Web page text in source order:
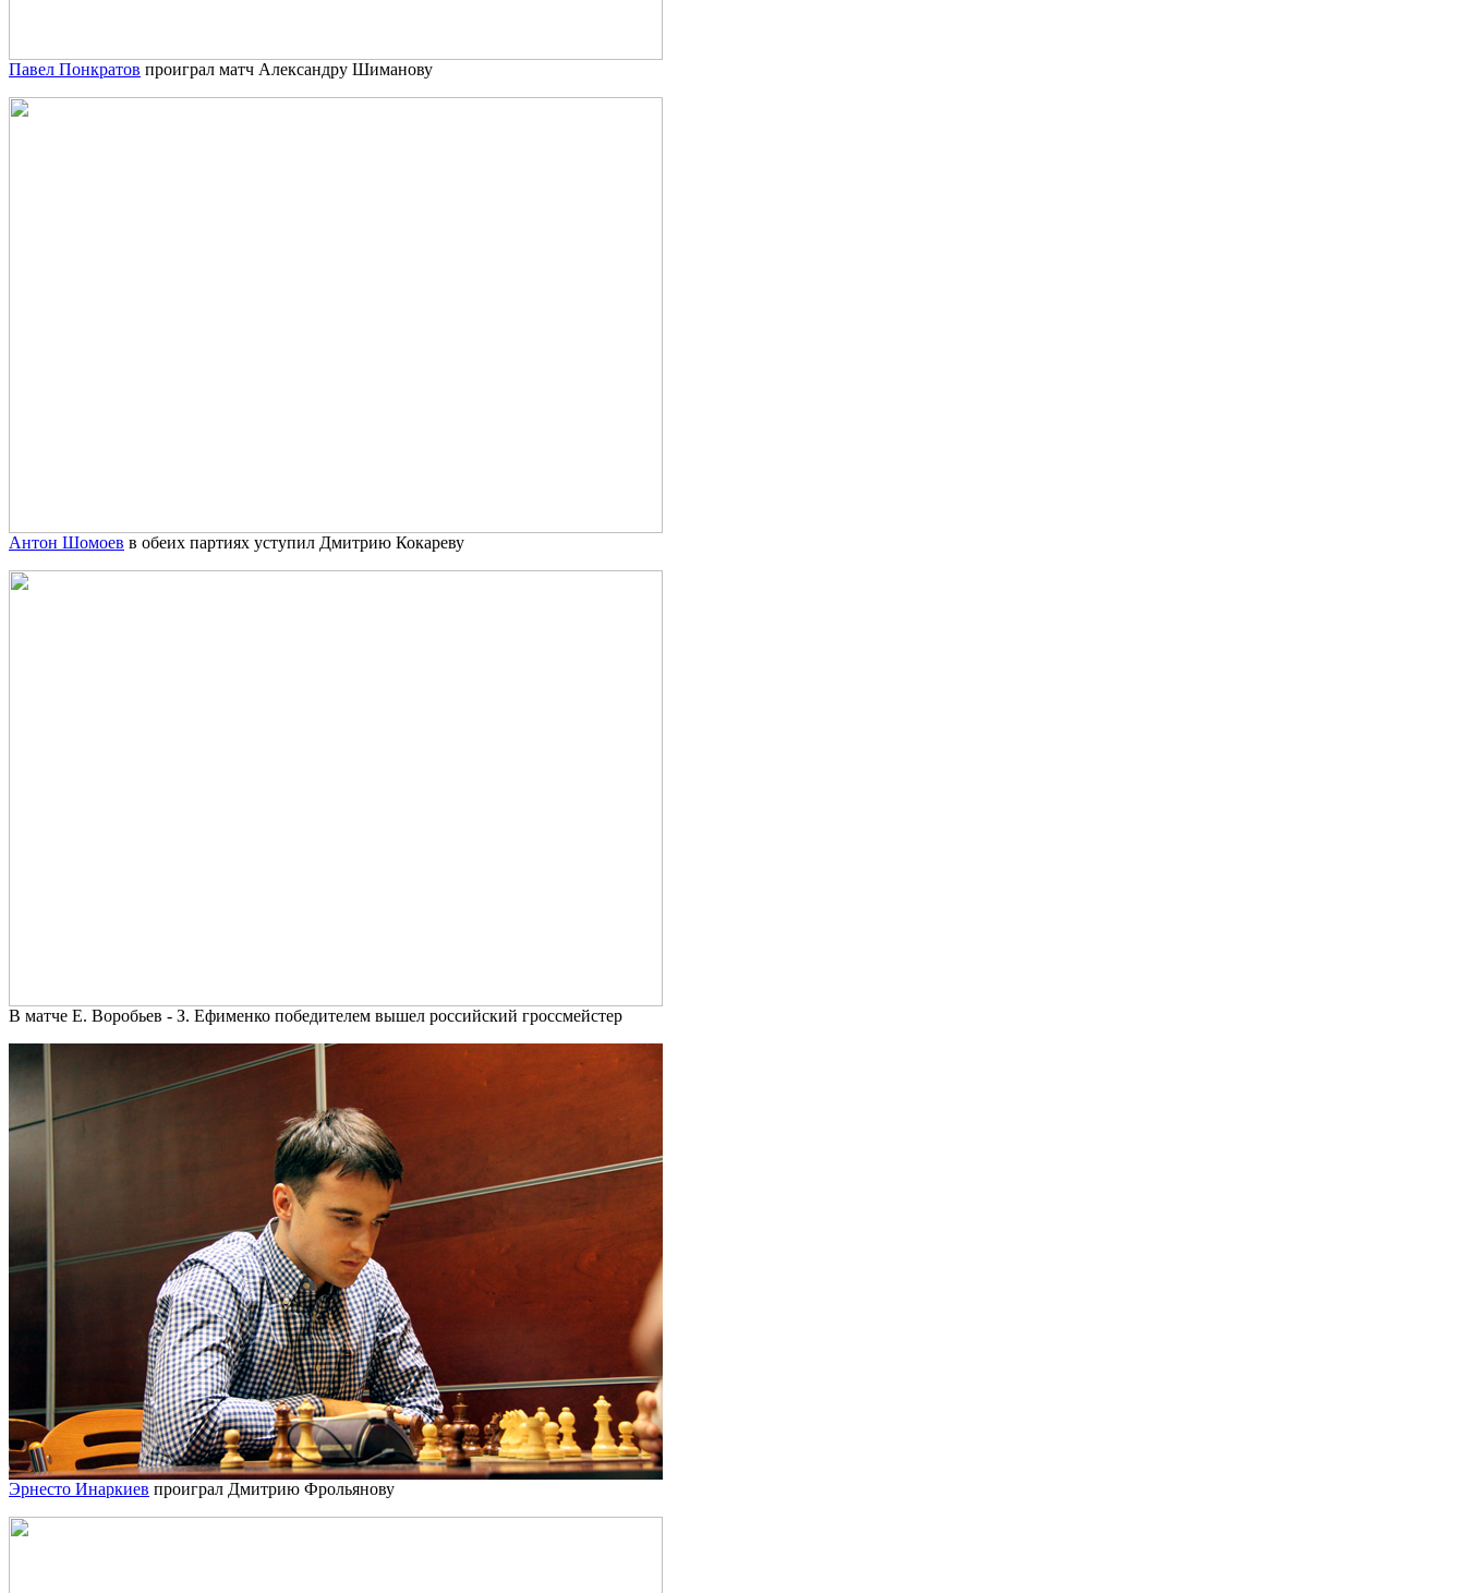
Павел Понкратов проиграл матч Александру Шиманову
Антон Шомоев в обеих партиях уступил Дмитрию Кокареву
В матче Е. Воробьев - З. Ефименко победителем вышел российский гроссмейстер
Эрнесто Инаркиев проиграл Дмитрию Фрольянову